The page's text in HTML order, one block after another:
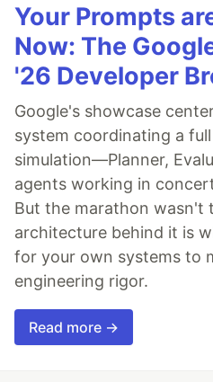
Your Prompts
Now: The
'26 Developer
Google's showcase
system coordinating a
simulation—Planner,
agents working in
But the marathon wasn't
architecture behind it is
for your own systems to
engineering rigor.
Read more →